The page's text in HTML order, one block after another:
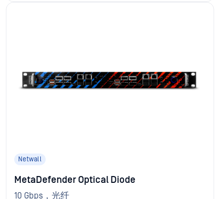
Netwall
MetaDefender Optical Diode
10 Gbps，光纤